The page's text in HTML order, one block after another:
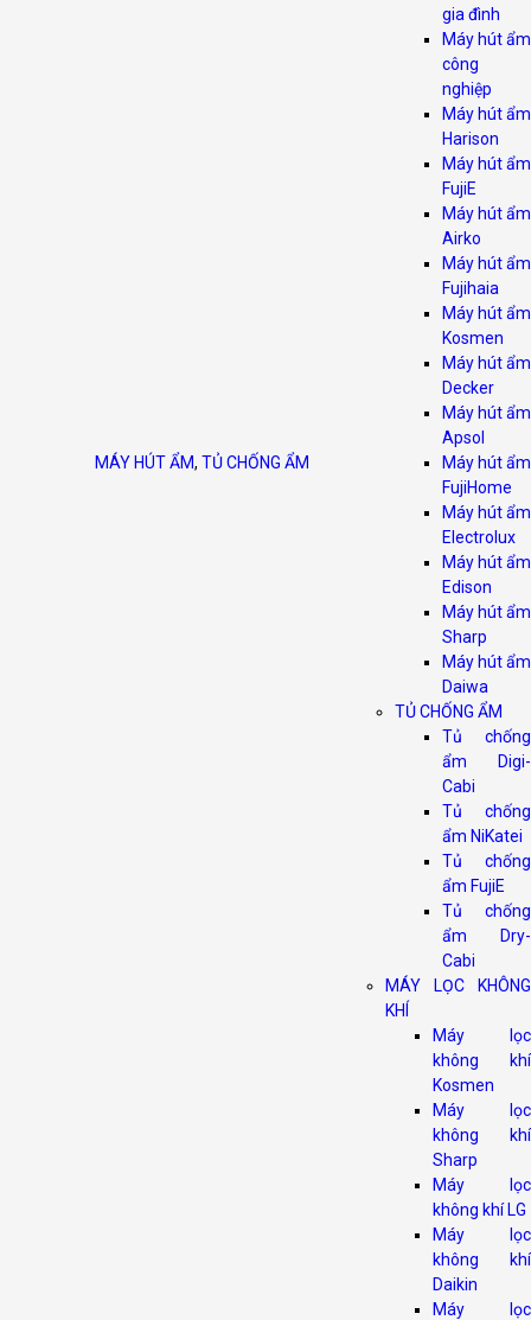
MÁY HÚT ẨM, TỦ CHỐNG ẨM
gia đình
Máy hút ẩm
công
nghiệp
Máy hút ẩm
Harison
Máy hút ẩm
FujiE
Máy hút ẩm
Airko
Máy hút ẩm
Fujihaia
Máy hút ẩm
Kosmen
Máy hút ẩm
Decker
Máy hút ẩm
Apsol
Máy hút ẩm
FujiHome
Máy hút ẩm
Electrolux
Máy hút ẩm
Edison
Máy hút ẩm
Sharp
Máy hút ẩm
Daiwa
TỦ CHỐNG ẨM
Tủ chống
ẩm Digi-
Cabi
Tủ chống
ẩm NiKatei
Tủ chống
ẩm FujiE
Tủ chống
ẩm Dry-
Cabi
MÁY LỌC KHÔNG
KHÍ
Máy lọc
không khí
Kosmen
Máy lọc
không khí
Sharp
Máy lọc
không khí LG
Máy lọc
không khí
Daikin
Máy lọc